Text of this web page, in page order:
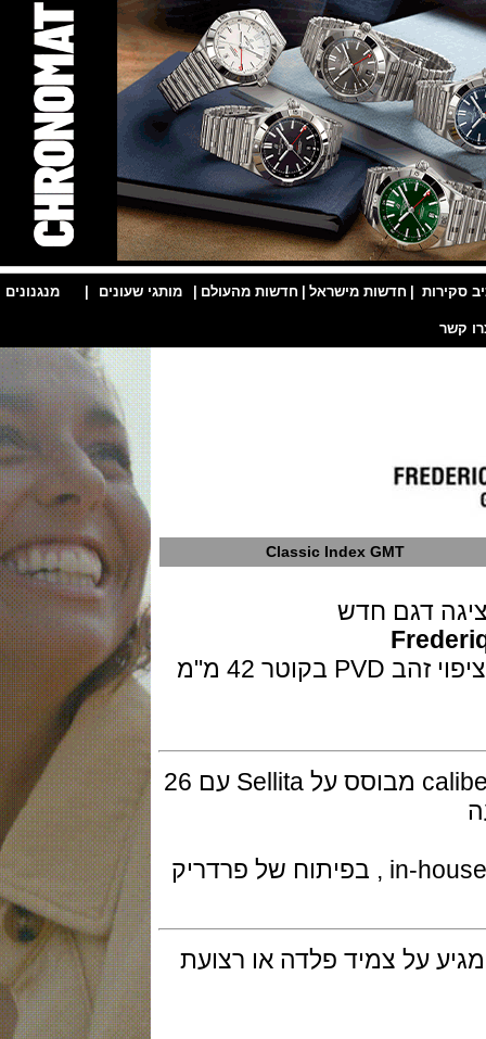
| חדשות מישראל | חדשות מהעולם | מותגי שעונים | מנגנונים |
Classic Index GMT
דגם חדש
השעון עשוי פלדת אל חלד עם או בלי ציפוי זהב PVD בקוטר 42 מ"מ
המנגנון מכני אוטומטי דגם caliber FC-350 מבוסס על Sellita עם 26
פרדריק
על צמיד פלדה או רצועת